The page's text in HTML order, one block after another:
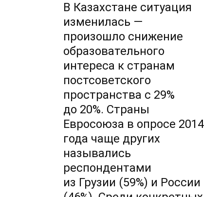
В Казахстане ситуация
изменилась —
произошло снижение
образовательного
интереса к странам
постсоветского
пространства с 29%
до 20%. Страны
Евросоюза в опросе 2014
года чаще других
назывались
респондентами
из Грузии (59%) и России